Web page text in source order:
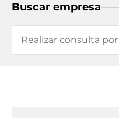
Buscar empresa